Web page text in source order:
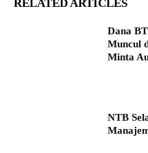
RELATED ARTICLES
Dana
Muncul
Minta
NTB